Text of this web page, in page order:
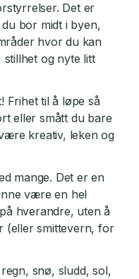
Det er
bor midt i byen,
hvor du kan
og nyte litt
Frihet til å løpe så
eller smått du bare
kreativ, leken og
mange. Det er en
være en hel
hverandre, uten å
(eller smittevern, for
snø, sludd, sol,